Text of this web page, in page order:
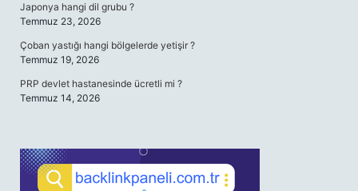
Japonya hangi dil grubu ?
Temmuz 23, 2026
Çoban yastığı hangi bölgelerde yetişir ?
Temmuz 19, 2026
PRP devlet hastanesinde ücretli mi ?
Temmuz 14, 2026